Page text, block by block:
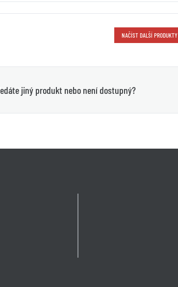
NAČÍST DALŠÍ PRODUKTY
jiný produkt nebo není dostupný?